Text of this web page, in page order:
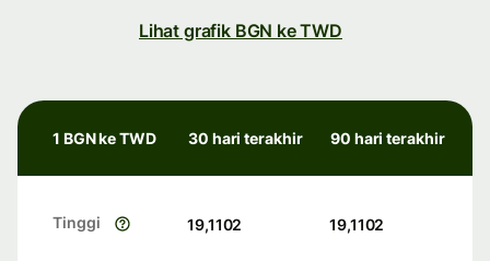
Lihat grafik BGN ke TWD
1 BGN ke TWD 30 hari terakhir 90 hari terakhir
Tinggi 19,1102 19,1102